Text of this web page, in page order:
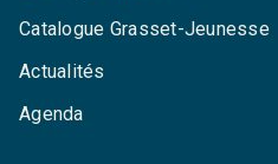
Catalogue Grasset-Jeunesse
Actualités
Agenda